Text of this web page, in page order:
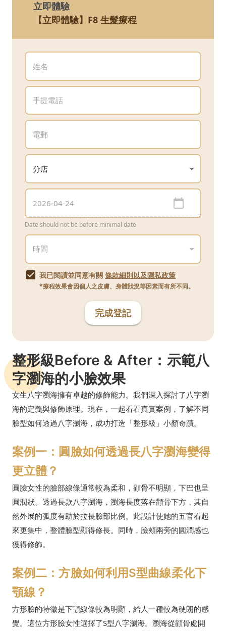
立即體驗
【立即體驗】F8 生髮療程
Date should not be before minimal date
我已閱讀並同意有關 條款細則以及隱私政策
*療程效果會因個人之皮膚、身體狀況等因素而有所不同。
完成登記
整形級Before & After：示範八
字瀏海的小臉效果
女生八字瀏海擁有卓越的修飾能力。我們深入探討了八字瀏
海的定義與修飾原理。現在，一起看看真實案例，了解不同
臉型如何透過八字瀏海，成功打造「整形級」小顏奇蹟。
案例一：圓臉如何透過長八字瀏海變得
更立體？
圓臉女性的臉部線條通常較為柔和，顴骨不明顯，下巴也呈
圓潤狀。透過長款八字瀏海，瀏海長度落在顴骨下方，其自
然外展的弧度有助於拉長臉部比例。此設計使她的五官看起
來更集中，整體臉型顯得修長。同時，臉頰兩旁的圓潤感也
獲得修飾。
案例二：方臉如何利用S型曲線柔化下
顎線？
方形臉的特徵是下顎線條較為明顯，給人一種較為硬朗的感
覺。這位方形臉女性選擇了S型八字瀏海。瀏海從顴骨處開